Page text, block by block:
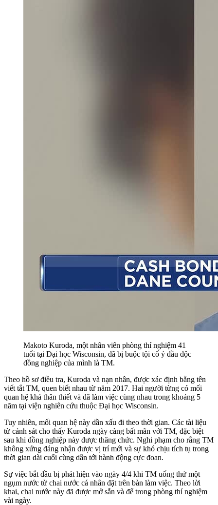
Makoto Kuroda, một nhân viên phòng thí nghiệm 41
tuổi tại Đại học Wisconsin, đã bị buộc tội cố ý đầu độc
đồng nghiệp của mình là TM.
Theo hồ sơ điều tra, Kuroda và nạn nhân, được xác định bằng tên
viết tắt TM, quen biết nhau từ năm 2017. Hai người từng có mối
quan hệ khá thân thiết và đã làm việc cùng nhau trong khoảng 5
năm tại viện nghiên cứu thuộc Đại học Wisconsin.
Tuy nhiên, mối quan hệ này dần xấu đi theo thời gian. Các tài liệu
từ cảnh sát cho thấy Kuroda ngày càng bất mãn với TM, đặc biệt
sau khi đồng nghiệp này được thăng chức. Nghi phạm cho rằng TM
không xứng đáng nhận được vị trí mới và sự khó chịu tích tụ trong
thời gian dài cuối cùng dẫn tới hành động cực đoan.
Sự việc bắt đầu bị phát hiện vào ngày 4/4 khi TM uống thử một
ngụm nước từ chai nước cá nhân đặt trên bàn làm việc. Theo lời
khai, chai nước này đã được mở sẵn và để trong phòng thí nghiệm
vài ngày.